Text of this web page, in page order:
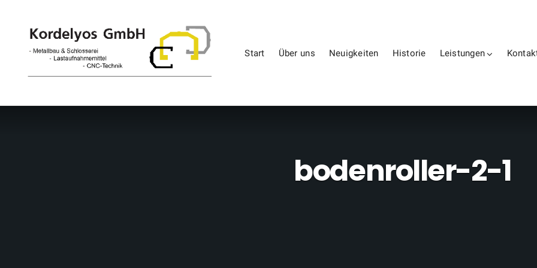
Start Über uns Neuigkeiten Historie Leistungen
bodenroller-2-1